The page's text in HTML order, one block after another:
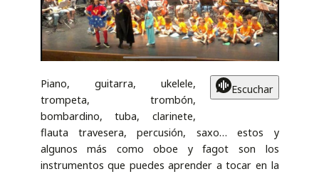
Escuchar
Piano, guitarra, ukelele,
trompeta, trombón,
bombardino, tuba, clarinete,
flauta travesera, percusión, saxo… estos y
algunos más como oboe y fagot son los
instrumentos que puedes aprender a tocar en la